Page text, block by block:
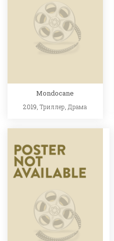
Mondocane
2019,Триллер Драма